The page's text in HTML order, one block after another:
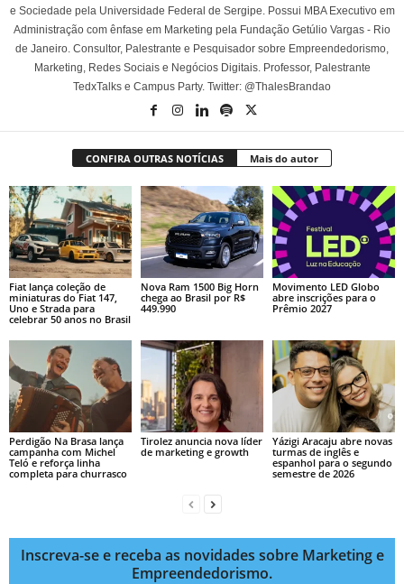
e Sociedade pela Universidade Federal de Sergipe. Possui MBA Executivo em
Administração com ênfase em Marketing pela Fundação Getúlio Vargas - Rio
de Janeiro. Consultor, Palestrante e Pesquisador sobre Empreendedorismo,
Marketing, Redes Sociais e Negócios Digitais. Professor, Palestrante
TedxTalks e Campus Party. Twitter: @ThalesBrandao
CONFIRA OUTRAS NOTÍCIAS Mais do autor
Fiat lança coleção de
miniaturas do Fiat 147,
Uno e Strada para
celebrar 50 anos no Brasil
Nova Ram 1500 Big Horn
chega ao Brasil por R$
449.990
Movimento LED Globo
abre inscrições para o
Prêmio 2027
Perdigão Na Brasa lança
campanha com Michel
Teló e reforça linha
completa para churrasco
Tirolez anuncia nova líder
de marketing e growth
Yázigi Aracaju abre novas
turmas de inglês e
espanhol para o segundo
semestre de 2026
Inscreva-se e receba as novidades sobre Marketing e
Empreendedorismo.